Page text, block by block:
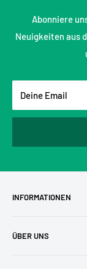
Abonniere
Neuigkeiten aus
Deine Email
INFORMATIONEN
ÜBER UNS